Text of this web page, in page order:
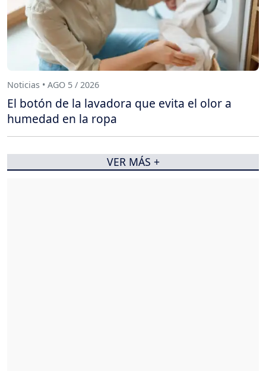
Noticias • AGO 5 / 2026
El botón de la lavadora que evita el olor a
humedad en la ropa
VER MÁS +